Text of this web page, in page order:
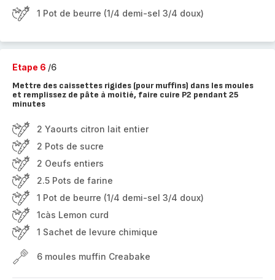
1 Pot de beurre (1/4 demi-sel 3/4 doux)
Etape 6 /6
Mettre des caissettes rigides (pour muffins) dans les moules
et remplissez de pâte à moitié, faire cuire P2 pendant 25
minutes
2 Yaourts citron lait entier
2 Pots de sucre
2 Oeufs entiers
2.5 Pots de farine
1 Pot de beurre (1/4 demi-sel 3/4 doux)
1càs Lemon curd
1 Sachet de levure chimique
6 moules muffin Creabake